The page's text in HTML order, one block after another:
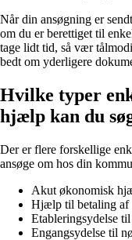
Når din ansøgning er
om du er berettiget til
tage lidt tid, så vær
bedt om yderligere
Hvilke typer
hjælp kan du
Der er flere forskellige
ansøge om hos din
Akut økonomisk
Hjælp til betaling af
Etableringsydelse
Engangsydelse til